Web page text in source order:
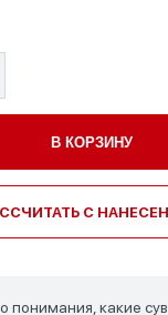
В КОРЗИНУ
С
понимания, какие